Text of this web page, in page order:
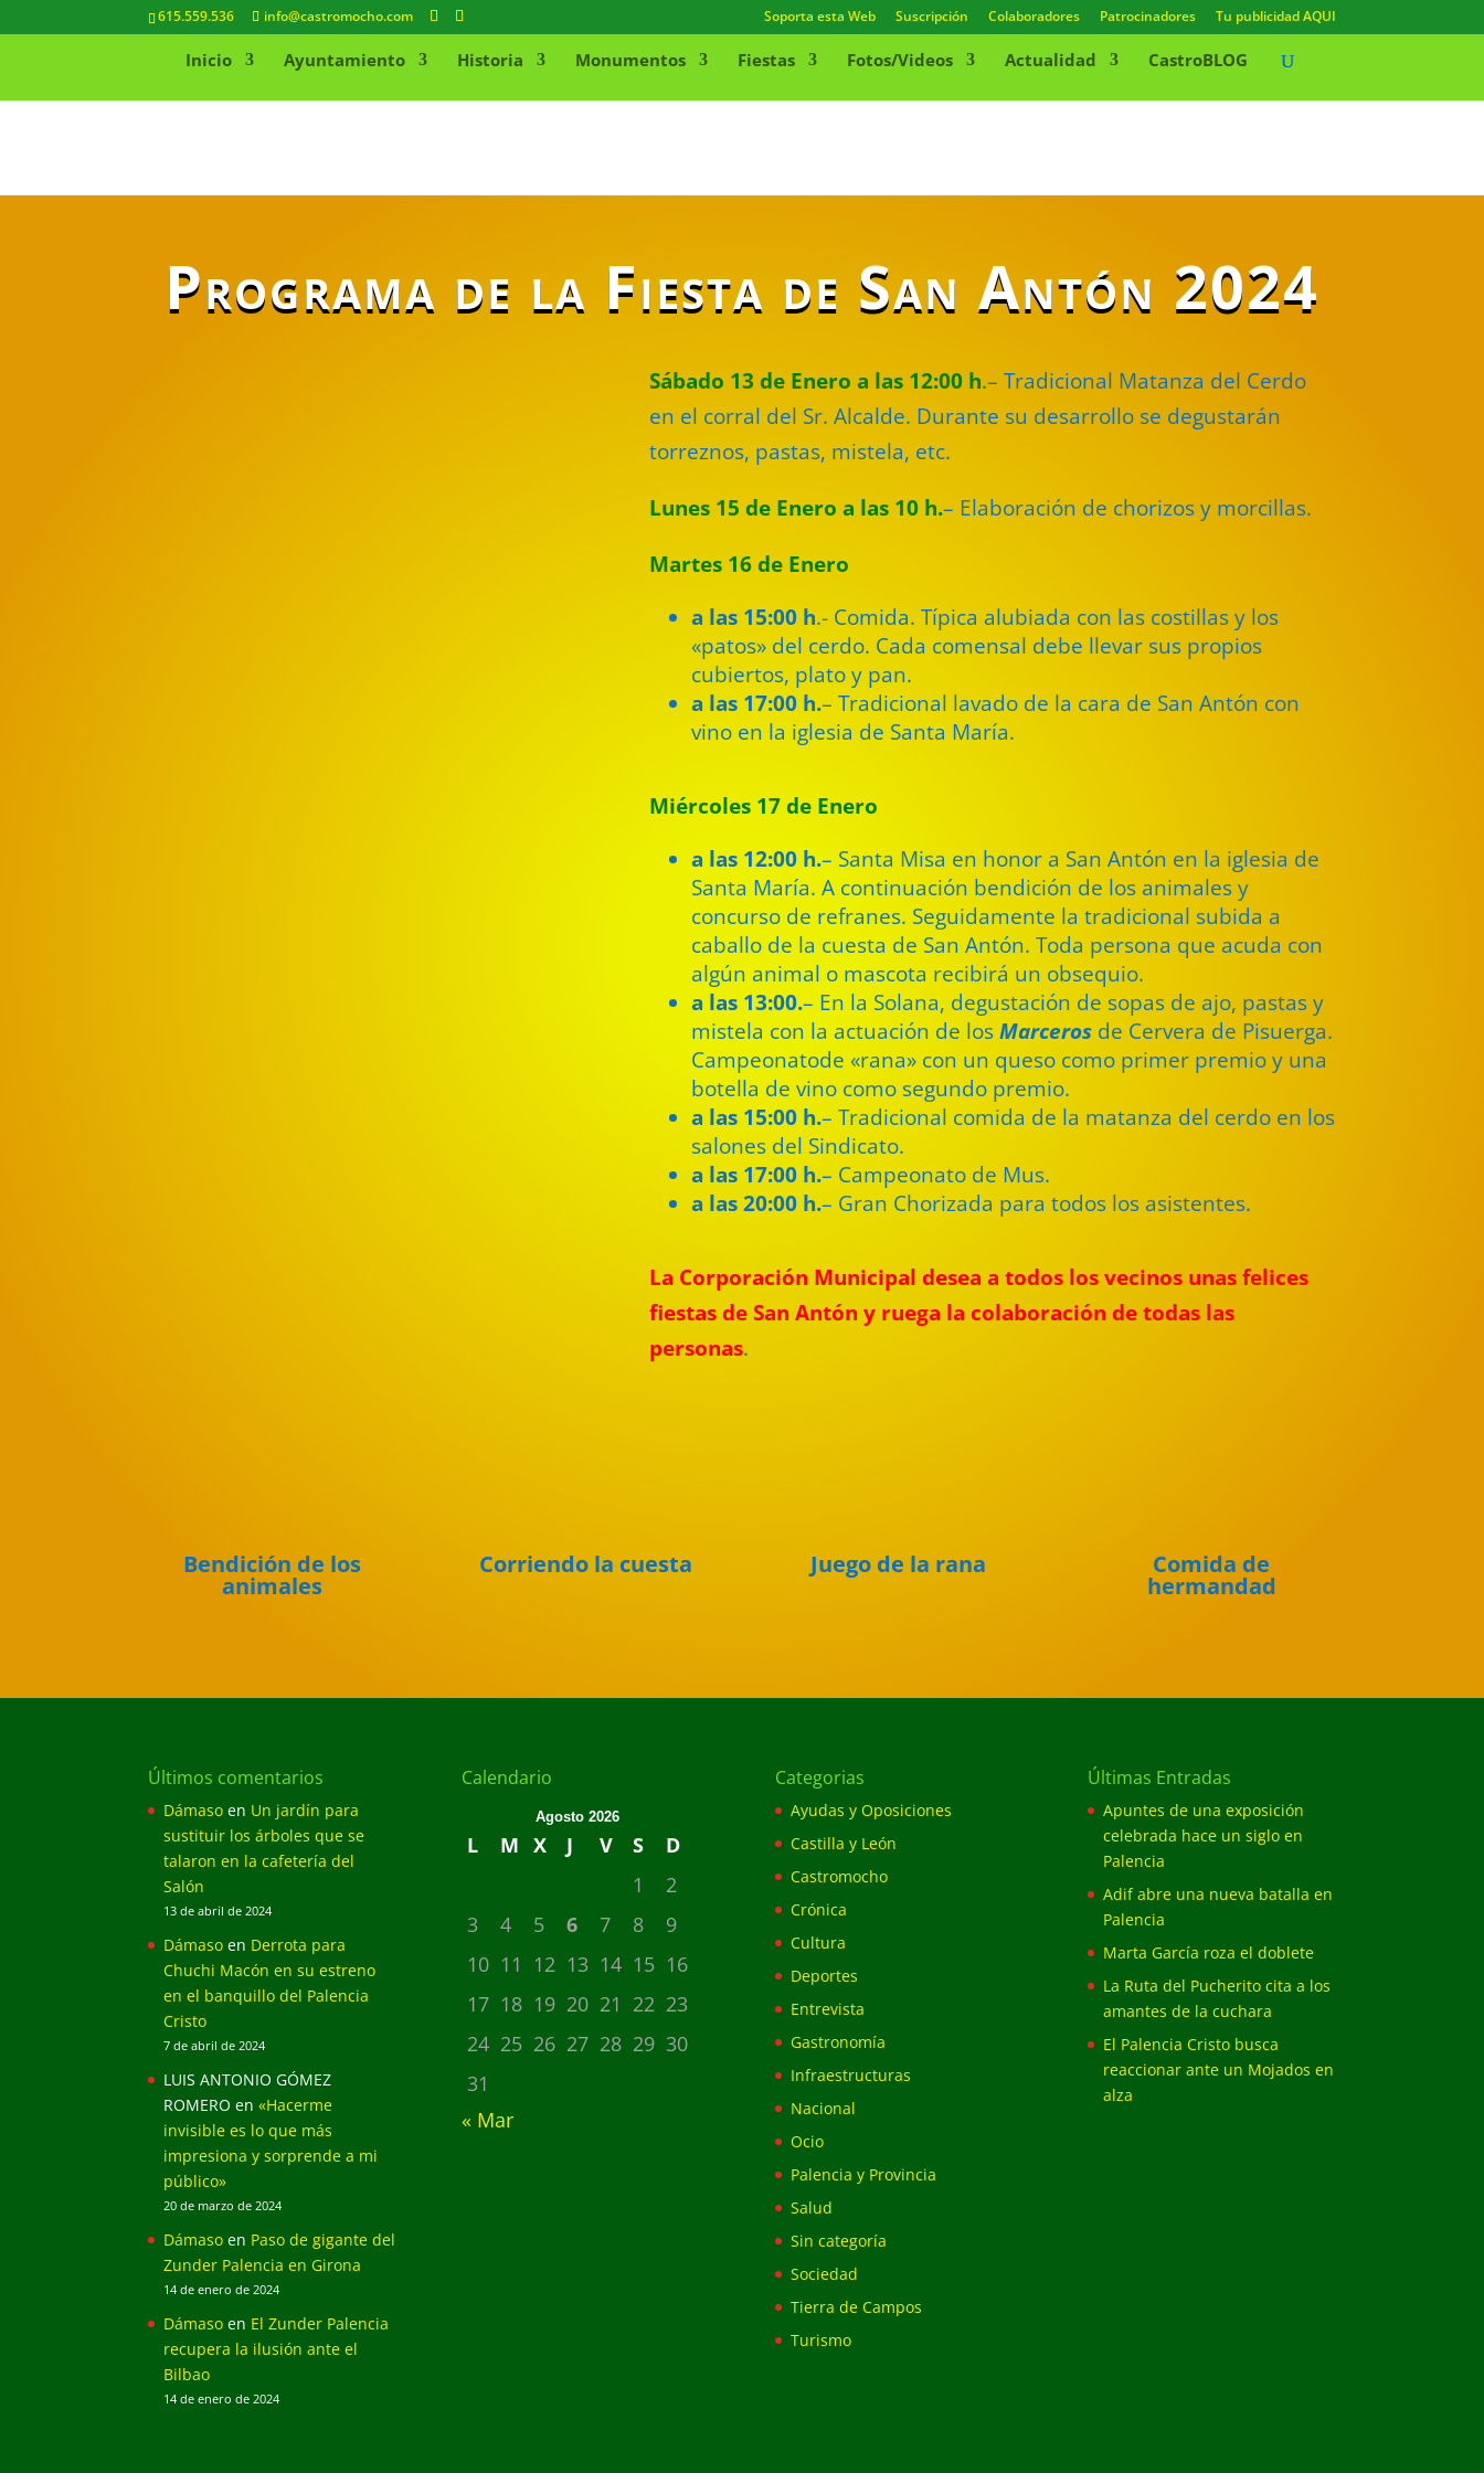
615.559.536 info@castromocho.com Soporta esta Web Suscripción Colaboradores Patrocinadores Tu publicidad AQUI
Inicio Ayuntamiento Historia Monumentos Fiestas Fotos/Videos Actualidad CastroBLOG
Programa de la Fiesta de San Antón 2024
Sábado 13 de Enero a las 12:00 h.– Tradicional Matanza del Cerdo
en el corral del Sr. Alcalde. Durante su desarrollo se degustarán
torreznos, pastas, mistela, etc.
Lunes 15 de Enero a las 10 h.– Elaboración de chorizos y morcillas.
Martes 16 de Enero
a las 15:00 h.- Comida. Típica alubiada con las costillas y los
«patos» del cerdo. Cada comensal debe llevar sus propios
cubiertos, plato y pan.
a las 17:00 h.– Tradicional lavado de la cara de San Antón con
vino en la iglesia de Santa María.
Miércoles 17 de Enero
a las 12:00 h.– Santa Misa en honor a San Antón en la iglesia de
Santa María. A continuación bendición de los animales y
concurso de refranes. Seguidamente la tradicional subida a
caballo de la cuesta de San Antón. Toda persona que acuda con
algún animal o mascota recibirá un obsequio.
a las 13:00.– En la Solana, degustación de sopas de ajo, pastas y
mistela con la actuación de losMarceros de Cervera de Pisuerga.
Campeonatode «rana» con un queso como primer premio y una
botella de vino como segundo premio.
a las 15:00 h.– Tradicional comida de la matanza del cerdo en los
salones del Sindicato.
a las 17:00 h.– Campeonato de Mus.
a las 20:00 h.– Gran Chorizada para todos los asistentes.
La Corporación Municipal desea a todos los vecinos unas felices
fiestas de San Antón y ruega la colaboración de todas las
personas.
Bendición de los
animales
Corriendo la cuesta Juego de la rana Comida de
hermandad
Últimos comentarios
Dámaso en Un jardín para
sustituir los árboles que se
talaron en la cafetería del
Salón
13 de abril de 2024
Dámaso en Derrota para
Chuchi Macón en su estreno
en el banquillo del Palencia
Cristo
7 de abril de 2024
LUIS ANTONIO GÓMEZ
ROMERO en«Hacerme
invisible es lo que más
impresiona y sorprende a mi
público»
20 de marzo de 2024
Dámaso en Paso de gigante del
Zunder Palencia en Girona
14 de enero de 2024
Dámaso en El Zunder Palencia
recupera la ilusión ante el
Bilbao
14 de enero de 2024
Calendario
Agosto 2026
L M X J V S
D
1
2
3
4 5 6 7 8
9
10 11 12 13 14 15 16
17 18 19 20 21 22 23
24 25 26 27 28 29 30
31
« Mar
Categorias
Ayudas y Oposiciones
Castilla y León
Castromocho
Crónica
Cultura
Deportes
Entrevista
Gastronomía
Infraestructuras
Nacional
Ocio
Palencia y Provincia
Salud
Sin categoría
Sociedad
Tierra de Campos
Turismo
Últimas Entradas
Apuntes de una exposición
celebrada hace un siglo en
Palencia
Adif abre una nueva batalla en
Palencia
Marta García roza el doblete
La Ruta del Pucherito cita a los
amantes de la cuchara
El Palencia Cristo busca
reaccionar ante un Mojados en
alza